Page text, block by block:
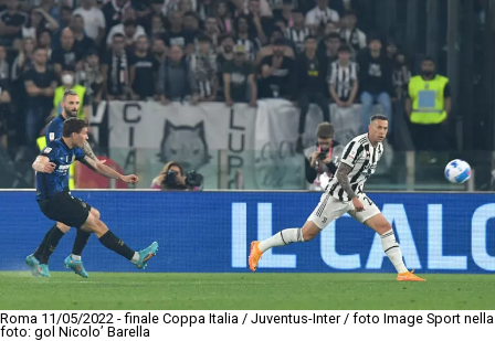
Roma 11/05/2022 - finale Coppa Italia / Juventus-Inter / foto Image Sport nella
foto: gol Nicolo’ Barella